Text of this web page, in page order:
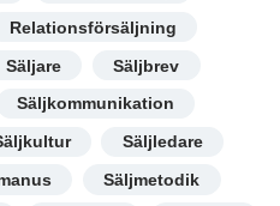
Relationsförsäljning
Säljare
Säljbrev
Säljkommunikation
Säljledare
Säljmetodik